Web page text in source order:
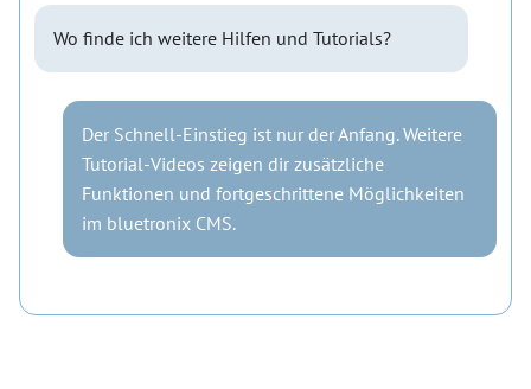
Wo finde ich weitere Hilfen und Tutorials?
Der Schnell-Einstieg ist nur der Anfang. Weitere
Tutorial-Videos zeigen dir zusätzliche
Funktionen und fortgeschrittene Möglichkeiten
im bluetronix CMS.